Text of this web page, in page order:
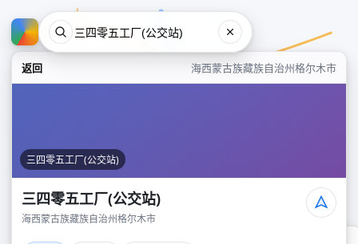
返回 海西蒙古族藏族自治州格尔木市
三四零五工厂(公交站)
三四零五工厂(公交站)
海西蒙古族藏族自治州格尔木市